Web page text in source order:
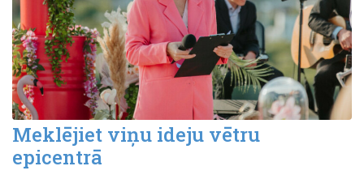
Meklējiet viņu ideju vētru
epicentrā